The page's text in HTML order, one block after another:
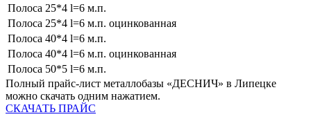
Полоса 25*4 l=6 м.п.
Полоса 25*4 l=6 м.п. оцинкованная
Полоса 40*4 l=6 м.п.
Полоса 40*4 l=6 м.п. оцинкованная
Полоса 50*5 l=6 м.п.
Полный прайс-лист металлобазы «ДЕСНИЧ» в Липецке
можно скачать одним нажатием.
СКАЧАТЬ ПРАЙС